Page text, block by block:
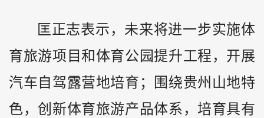
匡正志表示，未来将进一步实施体
育旅游项目和体育公园提升工程，开展
汽车自驾露营地培育；围绕贵州山地特
色，创新体育旅游产品体系，培育具有